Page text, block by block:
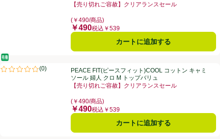
【売り切れご容赦】クリアランスセール
(￥490/商品)
価格
￥490税込￥539
カートに追加する
PEACE FIT(ピースフィット)COOL コットン キャミソール 婦人 クロ
オーガニック/有機
(0)
評価は0件のレビューで5点中0.0点。PEACE FIT(ピースフィット)COOL コットン キャミ
ソール 婦人 クロ M トップバリュ
【売り切れご容赦】クリアランスセール
(￥490/商品)
価格
￥490税込￥539
カートに追加する